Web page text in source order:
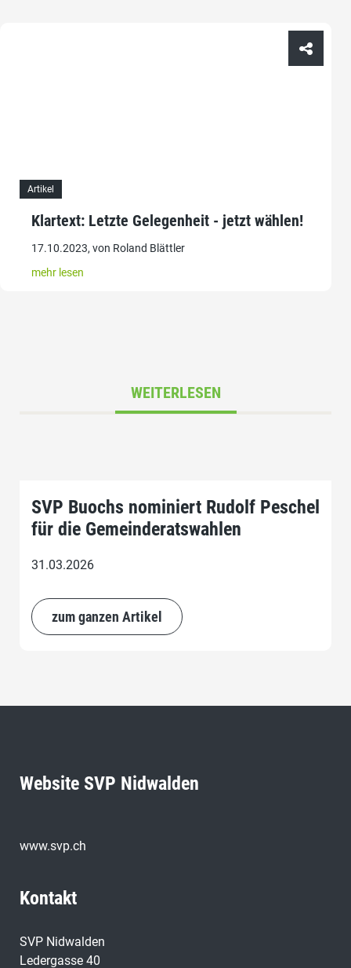
Artikel
Klartext: Letzte Gelegenheit - jetzt wählen!
17.10.2023, von Roland Blättler
mehr lesen
WEITERLESEN
SVP Buochs nominiert Rudolf Peschel
für die Gemeinderatswahlen
31.03.2026
zum ganzen Artikel
Website SVP Nidwalden
www.svp.ch
Kontakt
SVP Nidwalden
Ledergasse 40